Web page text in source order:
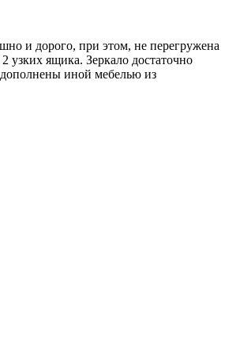
и дорого, при этом, не перегружена
узких ящика. Зеркало достаточно
дополнены иной мебелью из